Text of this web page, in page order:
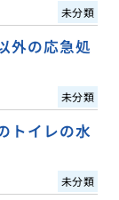
未分類
外の応急処
未分類
トイレの水
未分類